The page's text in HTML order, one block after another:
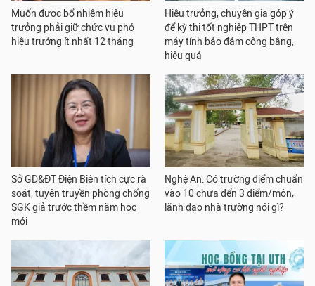
Muốn được bổ nhiệm hiệu
trưởng phải giữ chức vụ phó
hiệu trưởng ít nhất 12 tháng
Hiệu trưởng, chuyên gia góp ý
để kỳ thi tốt nghiệp THPT trên
máy tính bảo đảm công bằng,
hiệu quả
Sở GD&ĐT Điện Biên tích cực rà
soát, tuyên truyền phòng chống
SGK giả trước thềm năm học
mới
Nghệ An: Có trường điểm chuẩn
vào 10 chưa đến 3 điểm/môn,
lãnh đạo nhà trường nói gì?